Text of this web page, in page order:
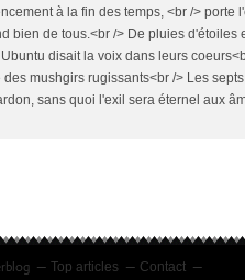
à la fin des temps, <br /> porte
bien de tous.<br /> De pluies d'étoiles
disait la voix dans leurs
mushgirs rugissants<br /> Les
sans quoi l'exil sera éternel aux
Top articles
Contact